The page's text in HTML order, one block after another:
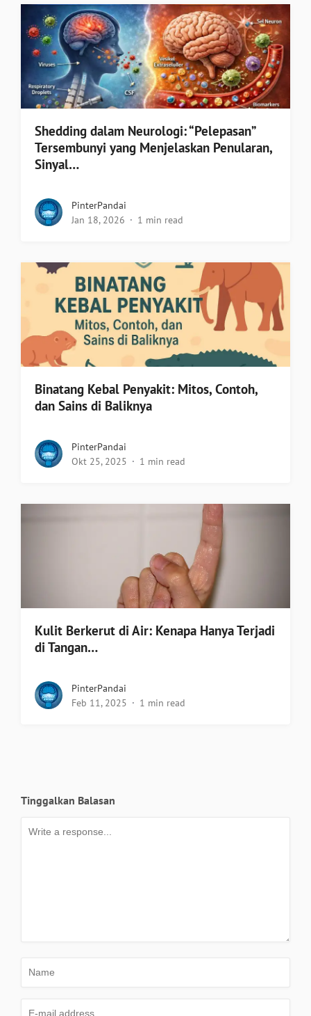
Shedding dalam Neurologi: “Pelepasan”
Tersembunyi yang Menjelaskan Penularan,
Sinyal…
PinterPandai
Jan 18, 2026
1 min read
Binatang Kebal Penyakit: Mitos, Contoh,
dan Sains di Baliknya
PinterPandai
Okt 25, 2025
1 min read
Kulit Berkerut di Air: Kenapa Hanya Terjadi
di Tangan…
PinterPandai
Feb 11, 2025
1 min read
Tinggalkan Balasan